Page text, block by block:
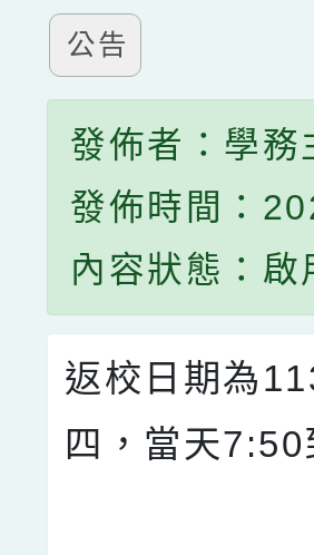
公告
發佈者：學務
發佈時間：
內容狀態：啟
返校日期為
四，當天